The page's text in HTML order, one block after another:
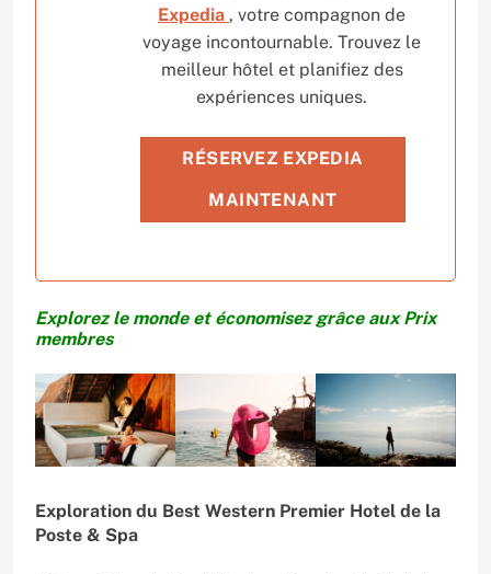
Expedia , votre compagnon de
voyage incontournable. Trouvez le
meilleur hôtel et planifiez des
expériences uniques.
RÉSERVEZ EXPEDIA
MAINTENANT
Explorez le monde et économisez grâce aux Prix
membres
Exploration du Best Western Premier Hotel de la
Poste & Spa